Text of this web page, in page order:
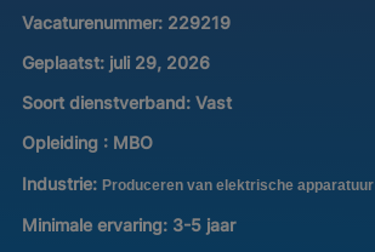
Vacaturenummer: 229219
Geplaatst: juli 29, 2026
Soort dienstverband: Vast
Opleiding : MBO
Industrie: Produceren van elektrische apparatuur
Minimale ervaring: 3-5 jaar